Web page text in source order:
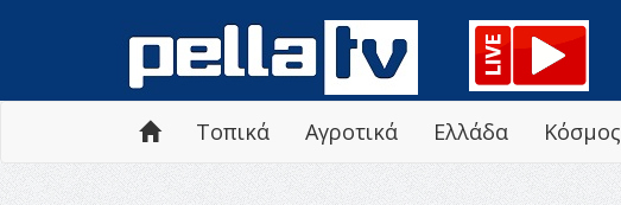
Τοπικά Αγροτικά Ελλάδα Κόσμος